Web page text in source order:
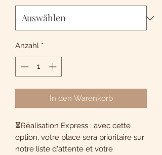
Anzahl *
In den Warenkorb
⏳Réalisation Express : avec cette
option, votre place sera prioritaire sur
notre liste d'attente et votre